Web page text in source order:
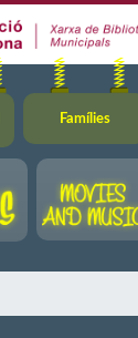
Famílies